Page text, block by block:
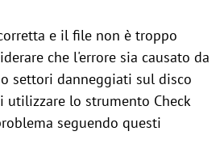
e il file non è troppo
che l'errore sia causato da
settori danneggiati sul disco
utilizzare lo strumento Check
seguendo questi